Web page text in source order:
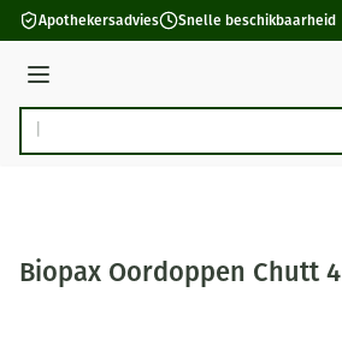
Ga naar de inhoud
Apothekersadvies Snelle beschikbaarheid
Menu
Product, merk, categorie...
Biopax Oordoppen Chutt 4